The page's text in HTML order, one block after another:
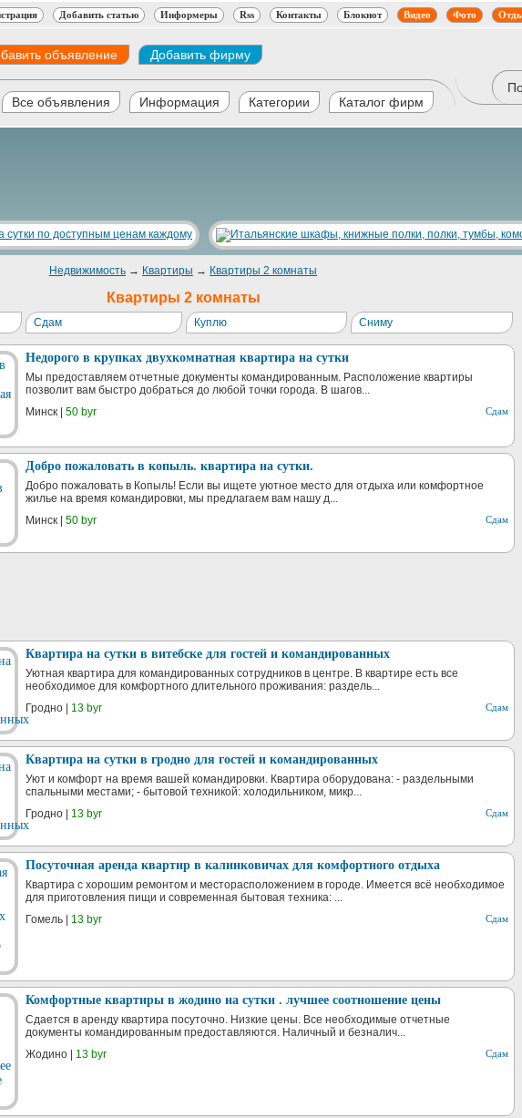
Добавить статью Информеры Rss Контакты Блокнот Видео Фото
объявление Добавить фирму
Все объявления Информация Категории Каталог фирм
Недвижимость → Квартиры → Квартиры 2 комнаты
Квартиры 2 комнаты
Сдам Куплю Сниму
Недорого в крупках двухкомнатная квартира на сутки
Мы предоставляем отчетные документы командированным. Расположение квартиры
позволит вам быстро добраться до любой точки города. В шагов...
Минск | 50 byr Сдам
Добро пожаловать в копыль. квартира на сутки.
Добро пожаловать в Копыль! Если вы ищете уютное место для отдыха или комфортное
жилье на время командировки, мы предлагаем вам нашу д...
Минск | 50 byr Сдам
Квартира на сутки в витебске для гостей и командированных
Уютная квартира для командированных сотрудников в центре. В квартире есть все
необходимое для комфортного длительного проживания: раздель...
Гродно | 13 byr Сдам
Квартира на сутки в гродно для гостей и командированных
Уют и комфорт на время вашей командировки. Квартира оборудована: - раздельными
спальными местами; - бытовой техникой: холодильником, микр...
Гродно | 13 byr Сдам
Посуточная аренда квартир в калинковичах для комфортного отдыха
Квартира с хорошим ремонтом и месторасположением в городе. Имеется всё необходимое
для приготовления пищи и современная бытовая техника: ...
Гомель | 13 byr Сдам
Комфортные квартиры в жодино на сутки . лучшее соотношение цены
Сдается в аренду квартира посуточно. Низкие цены. Все необходимые отчетные
документы командированным предоставляются. Наличный и безналич...
Жодино | 13 byr Сдам